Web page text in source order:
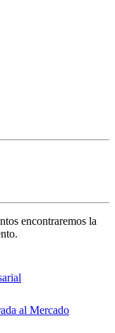
encontraremos la
al Mercado